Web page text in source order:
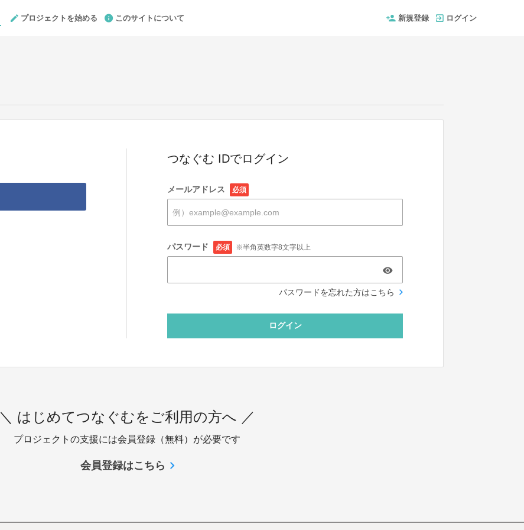
プロジェクトを始める このサイトについて 新規登録 ログイン
つなぐむ IDでログイン
メールアドレス 必須
パスワード 必須 ※半角英数字8文字以上
パスワードを忘れた方はこちら
ログイン
＼ はじめてつなぐむをご利用の方へ ／
プロジェクトの支援には会員登録（無料）が必要です
会員登録はこちら